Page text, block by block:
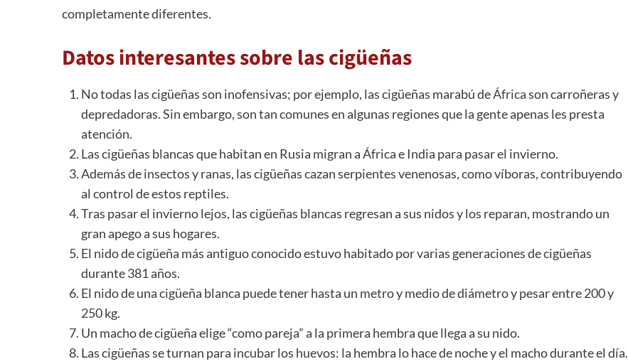
completamente diferentes.
Datos interesantes sobre las cigüeñas
No todas las cigüeñas son inofensivas; por ejemplo, las cigüeñas marabú deÁfricason carroñeras y
depredadoras. Sin embargo, son tan comunes en algunas regiones que la gente apenas les presta
atención.
Las cigüeñas blancas que habitan en Rusia migran a África e India para pasar el invierno.
Además de insectos y ranas, las cigüeñas cazan serpientes venenosas, como víboras, contribuyendo
al control de estos reptiles.
Tras pasar el invierno lejos, las cigüeñas blancas regresan a sus nidos y los reparan, mostrando un
gran apego a sus hogares.
El nido de cigüeña más antiguo conocido estuvo habitado por varias generaciones de cigüeñas
durante 381 años.
El nido de una cigüeña blanca puede tener hasta un metro y medio de diámetro y pesar entre 200 y
250 kg.
Un macho de cigüeña elige “como pareja” a la primera hembra que llega a su nido.
Las cigüeñas se turnan para incubar los huevos: la hembra lo hace de noche y el macho durante el día.